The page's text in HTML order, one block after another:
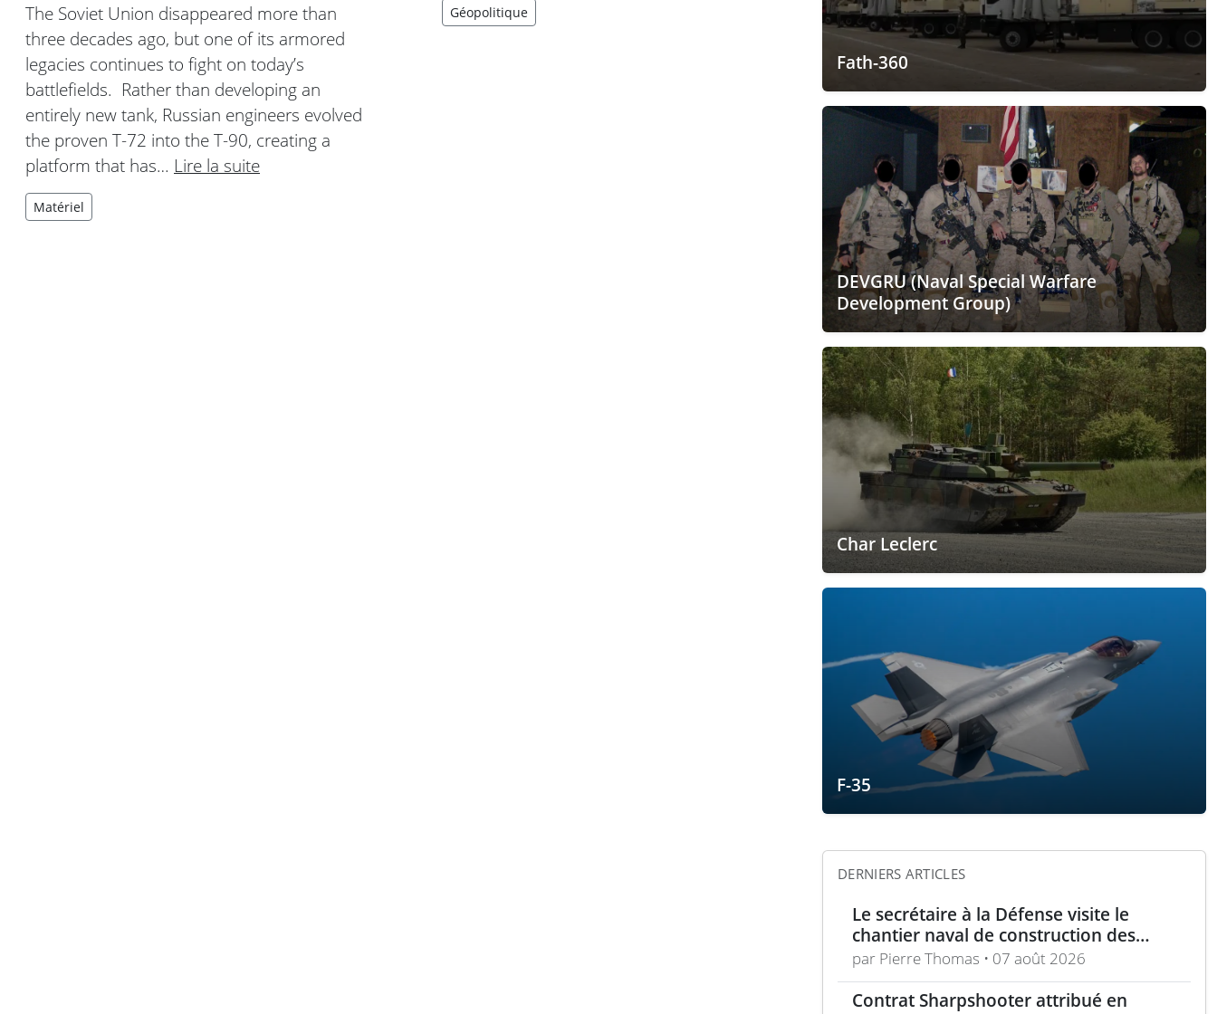
The Soviet Union disappeared more than
three decades ago, but one of its armored
legacies continues to fight on today’s
battlefields. Rather than developing an
entirely new tank, Russian engineers evolved
the proven T-72 into the T-90, creating a
platform that has… Lire la suite
Matériel
Géopolitique
Fath-360
DEVGRU (Naval Special Warfare
Development Group)
Char Leclerc
F-35
DERNIERS ARTICLES
Le secrétaire à la Défense visite le
chantier naval de construction des
frégates Type 31 à Rosyth
par Pierre Thomas • 07 août 2026
Contrat Sharpshooter attribué en